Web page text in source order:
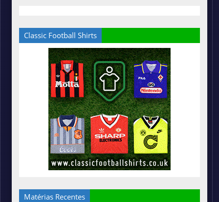
Classic Football Shirts
Matérias Recentes